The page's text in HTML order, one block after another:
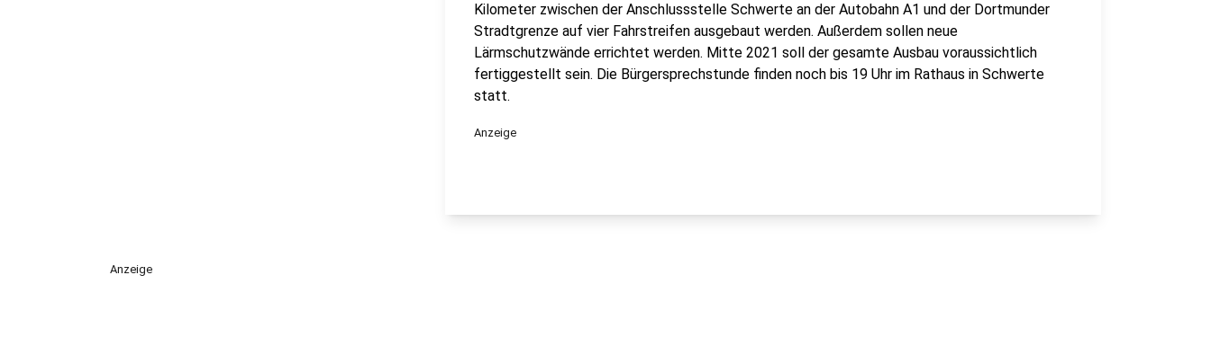
Kilometer zwischen der Anschlussstelle Schwerte an der Autobahn A1 und der Dortmunder
Stradtgrenze auf vier Fahrstreifen ausgebaut werden. Außerdem sollen neue
Lärmschutzwände errichtet werden. Mitte 2021 soll der gesamte Ausbau voraussichtlich
fertiggestellt sein. Die Bürgersprechstunde finden noch bis 19 Uhr im Rathaus in Schwerte
statt.
Anzeige
Anzeige